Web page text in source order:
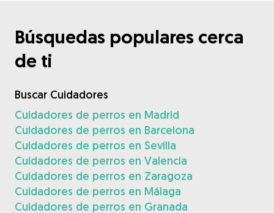
Búsquedas populares cerca
de ti
Buscar Cuidadores
Cuidadores de perros en Madrid
Cuidadores de perros en Barcelona
Cuidadores de perros en Sevilla
Cuidadores de perros en Valencia
Cuidadores de perros en Zaragoza
Cuidadores de perros en Málaga
Cuidadores de perros en Granada